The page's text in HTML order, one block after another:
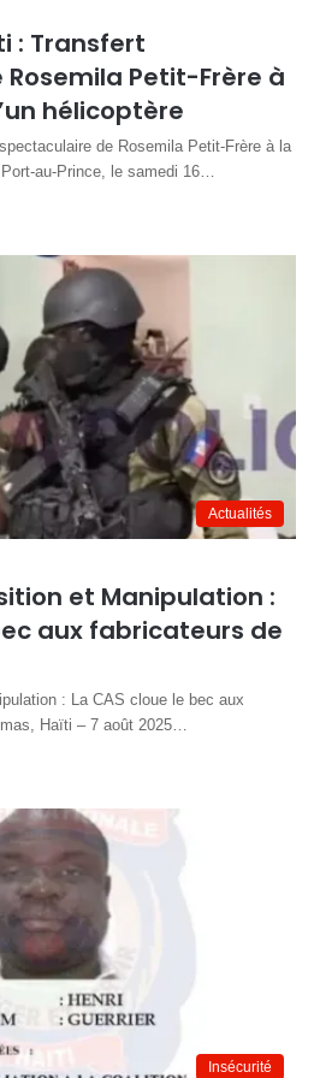
: Transfert
Petit-Frère à
hélicoptère
de Rosemila Petit-Frère à la
Port-au-Prince, le samedi 16…
Actualités
et Manipulation :
aux fabricateurs de
: La CAS cloue le bec aux
Haïti – 7 août 2025…
Insécurité